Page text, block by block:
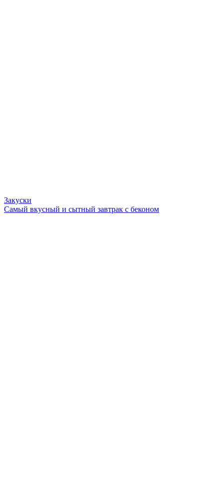
Закуски
Самый вкусный и сытный завтрак с беконом